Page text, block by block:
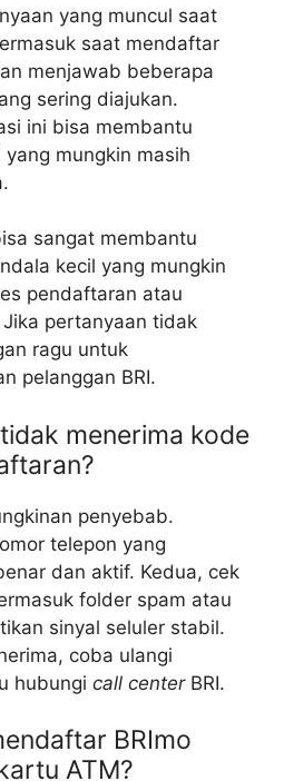
yang muncul saat
saat mendaftar
menjawab beberapa
sering diajukan.
ini bisa membantu
mungkin masih
sangat membantu
kecil yang mungkin
pendaftaran atau
Jika pertanyaan tidak
ragu untuk
pelanggan BRI.
menerima kode
penyebab.
telepon yang
dan aktif. Kedua, cek
folder spam atau
sinyal seluler stabil.
coba ulangi
hubungi call centerBRI.
BRImo
ATM?